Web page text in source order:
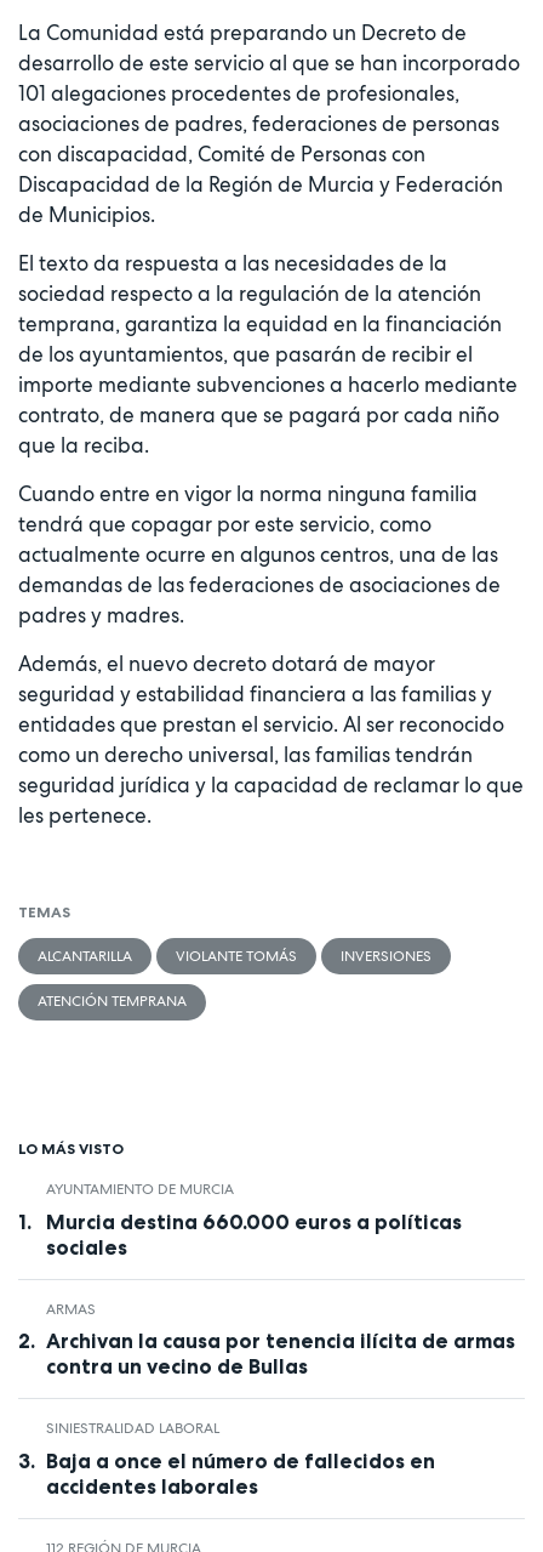
La Comunidad está preparando un Decreto de
desarrollo de este servicio al que se han incorporado
101 alegaciones procedentes de profesionales,
asociaciones de padres, federaciones de personas
con discapacidad, Comité de Personas con
Discapacidad de la Región de Murcia y Federación
de Municipios.
El texto da respuesta a las necesidades de la
sociedad respecto a la regulación de la atención
temprana, garantiza la equidad en la financiación
de los ayuntamientos, que pasarán de recibir el
importe mediante subvenciones a hacerlo mediante
contrato, de manera que se pagará por cada niño
que la reciba.
Cuando entre en vigor la norma ninguna familia
tendrá que copagar por este servicio, como
actualmente ocurre en algunos centros, una de las
demandas de las federaciones de asociaciones de
padres y madres.
Además, el nuevo decreto dotará de mayor
seguridad y estabilidad financiera a las familias y
entidades que prestan el servicio. Al ser reconocido
como un derecho universal, las familias tendrán
seguridad jurídica y la capacidad de reclamar lo que
les pertenece.
TEMAS
ALCANTARILLA VIOLANTE TOMÁS INVERSIONES
ATENCIÓN TEMPRANA
LO MÁS VISTO
AYUNTAMIENTO DE MURCIA
Murcia destina 660.000 euros a políticas
sociales
ARMAS
Archivan la causa por tenencia ilícita de armas
contra un vecino de Bullas
SINIESTRALIDAD LABORAL
Baja a once el número de fallecidos en
accidentes laborales
112 REGIÓN DE MURCIA